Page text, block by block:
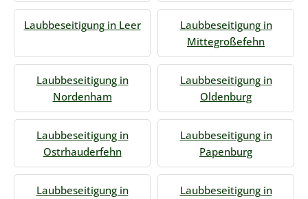
Laubbeseitigung in Leer
Laubbeseitigung in
Mittegroßefehn
Laubbeseitigung in
Nordenham
Laubbeseitigung in
Oldenburg
Laubbeseitigung in
Ostrhauderfehn
Laubbeseitigung in
Papenburg
Laubbeseitigung in
Laubbeseitigung in